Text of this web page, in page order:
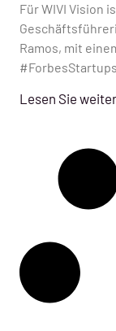
Für WIVI Vision
Ramos, mit
Lesen Sie